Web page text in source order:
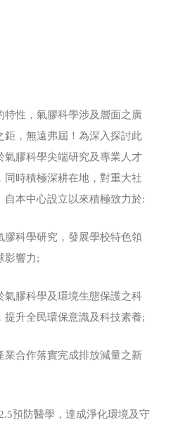
特性，氣膠科學涉及層面之廣
鉅，無遠弗屆！為深入探討此
氣膠科學尖端研究及專業人才
同時積極深耕在地，對重大社
自本中心設立以來積極致力於:
膠科學研究，發展學校特色領
影響力;
氣膠科學及環境生態保護之科
提升全民環保意識及科技素養;
業合作落實完成排放減量之新
預防醫學，達成淨化環境及守